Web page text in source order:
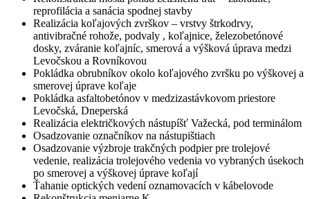
reprofilácia a sanácia spodnej stavby
Realizácia koľajových zvrškov – vrstvy štrkodrvy,
antivibračné rohože, podvaly , koľajnice, železobetónové
dosky, zváranie koľajníc, smerová a výšková úprava medzi
Levočskou a Rovníkovou
Pokládka obrubníkov okolo koľajového zvršku po výškovej a
smerovej úprave koľaje
Pokládka asfaltobetónov v medzizastávkovom priestore
Levočská, Dneperská
Realizácia električkových nástupíšť Važecká, pod terminálom
Osadzovanie označníkov na nástupištiach
Osadzovanie výzbroje trakčných podpier pre trolejové
vedenie, realizácia trolejového vedenia vo vybraných úsekoch
po smerovej a výškovej úprave koľají
Ťahanie optických vedení oznamovacích v kábelovode